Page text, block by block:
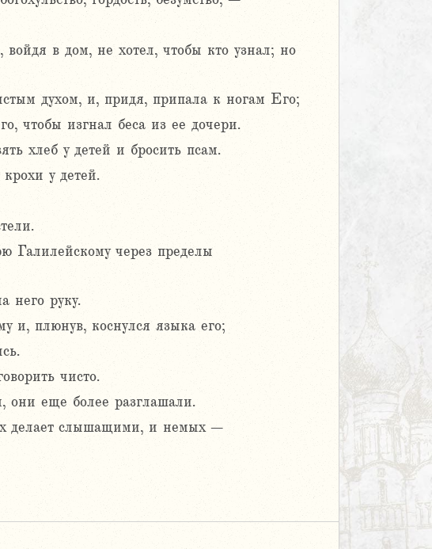
в дом, не хотел, чтобы кто узнал; но
духом, и, придя, припала к ногам Его;
чтобы изгнал беса из ее дочери.
хлеб у детей и бросить псам.
у детей.
Галилейскому через пределы
него руку.
и, плюнув, коснулся языка его;
чисто.
еще более разглашали.
делает слышащими, и немых –